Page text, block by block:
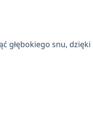
głębokiego snu,